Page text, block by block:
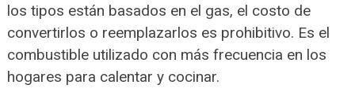
los tipos están basados en el gas, el costo de
convertirlos o reemplazarlos es prohibitivo. Es el
combustible utilizado con más frecuencia en los
hogares para calentar y cocinar.